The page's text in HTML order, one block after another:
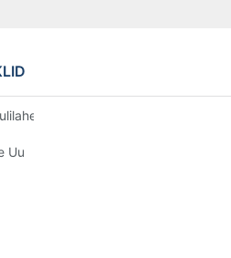
Tõhusaks Laohalduseks
Igale Tööstusharule